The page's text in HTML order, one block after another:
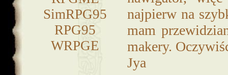
SimRPG95
RPG95
WRPGE
najpierw na
mam
makery.
Jya